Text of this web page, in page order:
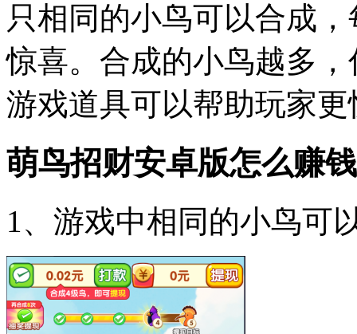
只相同的小鸟可以合成
惊喜。合成的小鸟越多
游戏道具可以帮助玩家
萌鸟招财安卓版怎么赚钱
1、游戏中相同的小鸟可